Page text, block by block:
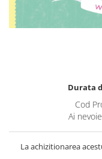
Durata
Cod
Ai
La achizitionarea